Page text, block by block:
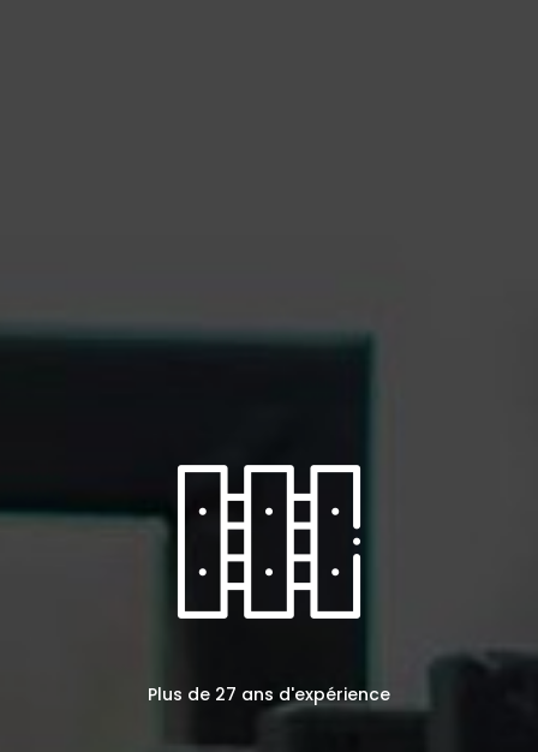
Plus de 27 ans d'expérience